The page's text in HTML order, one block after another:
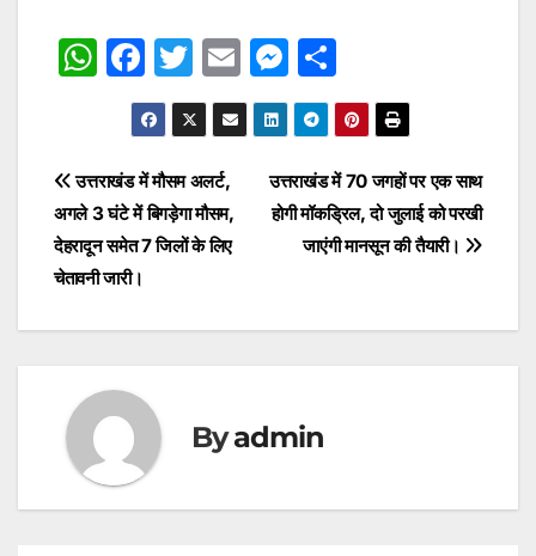
W
s
A
p
p
F
a
c
e
b
o
k
T
w
itt
er
E
m
ai
M
e
s
s
e
n
er
h
ar
e
Post
navigation
उत्तराखंड में 70 जगहों पर एक साथ
होगी मॉकड्रिल, दो जुलाई को परखी
जाएंगी मानसून की तैयारी।
उत्तराखंड में मौसम अलर्ट,
अगले 3 घंटे में बिगड़ेगा मौसम,
देहरादून समेत 7 जिलों के लिए
चेतावनी जारी।
Byadmin